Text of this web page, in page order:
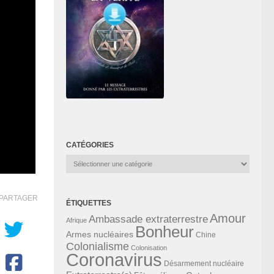
CATÉGORIES
Catégories
ÉTIQUETTES
Afrique Ambassade extraterrestreAmour
Armes nucléaires Bonheur Chine
Colonialisme Colonisation
Coronavirus Désarmement nucléaire